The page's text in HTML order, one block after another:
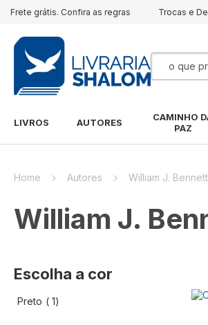
Frete grátis. Confira as regras Trocas e
Pesquisa
LIVROS AUTORES
CAMINHO
PAZ
Home Autores William J. Bennett
William J.
Escolha a cor
Preto 1artigo